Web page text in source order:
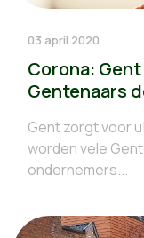
03 april 2020
Corona:
Gentenaars
Gent zorgt voor
worden vele
ondernemers...